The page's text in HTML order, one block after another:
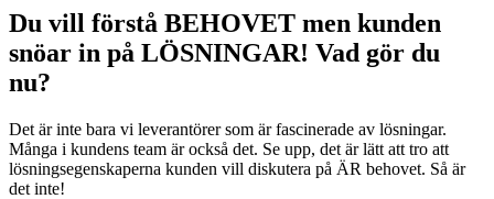
Du vill förstå BEHOVET men kunden
snöar in på LÖSNINGAR! Vad gör du
nu?
Det är inte bara vi leverantörer som är fascinerade av lösningar.
Många i kundens team är också det. Se upp, det är lätt att tro att
lösningsegenskaperna kunden vill diskutera på ÄR behovet. Så är
det inte!